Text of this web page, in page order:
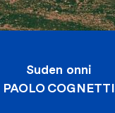
Suden onni
PAOLO COGNETTI